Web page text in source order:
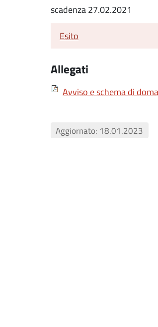
scadenza 27.02.2021
Esito
Allegati
Avviso e schema di
Aggiornato: 18.01.2023